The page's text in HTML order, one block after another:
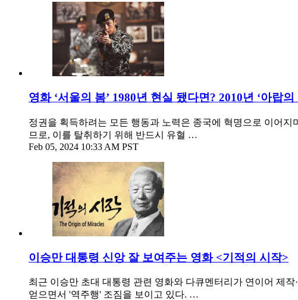
영화 ‘서울의 봄’ 1980년 현실 됐다면? 2010년 ‘아랍의
정권을 획득하려는 모든 행동과 노력은 종국에 혁명으로 이어
므로, 이를 탈취하기 위해 반드시 유혈 …
Feb 05, 2024 10:33 AM PST
이승만 대통령 신앙 잘 보여주는 영화 <기적의 시작>
최근 이승만 초대 대통령 관련 영화와 다큐멘터리가 연이어 제
얻으면서 '역주행' 조짐을 보이고 있다. …